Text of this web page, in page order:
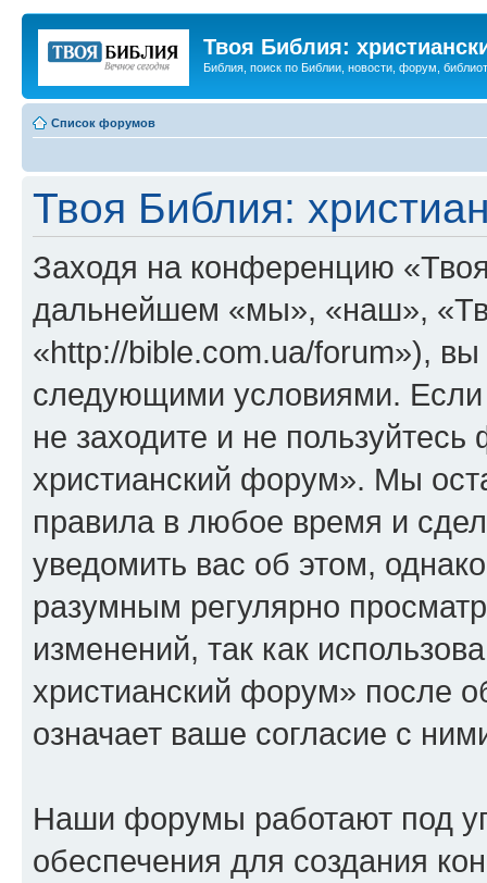
Твоя Библия:
Библия, поиск по Библии, новости, форум,
Список форумов
Твоя Библия:
Заходя на конференцию
дальнейшем «мы», «наш»,
«http://bible.com.ua/forum»),
следующими условиями.
не заходите и не
христианский форум». Мы
правила в любое время и
уведомить вас об этом,
разумным регулярно
изменений, так как
христианский форум» после
означает ваше согласие с
Наши форумы работают под
обеспечения для создания